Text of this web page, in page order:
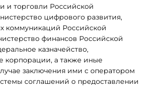
и торговли Российской
цифрового развития,
коммуникаций Российской
финансов Российской
казначейство,
корпорации, а также иные
заключения ими с оператором
соглашений о предоставлении